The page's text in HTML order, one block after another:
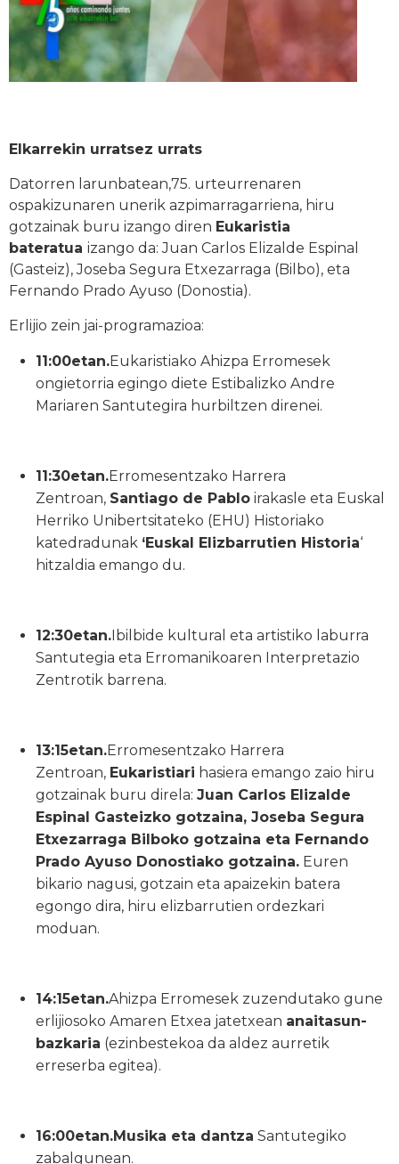
Elkarrekin urratsez urrats
Datorren larunbatean,75. urteurrenaren
ospakizunaren unerik azpimarragarriena, hiru
gotzainak buru izango diren Eukaristia
bateratua izango da: Juan Carlos Elizalde Espinal
(Gasteiz), Joseba Segura Etxezarraga (Bilbo), eta
Fernando Prado Ayuso (Donostia).
Erlijio zein jai-programazioa:
11:00etan.Eukaristiako Ahizpa Erromesek
ongietorria egingo diete Estibalizko Andre
Mariaren Santutegira hurbiltzen direnei.
11:30etan.Erromesentzako Harrera
Zentroan, Santiago de Pablo irakasle eta Euskal
Herriko Unibertsitateko (EHU) Historiako
katedradunak ‘Euskal Elizbarrutien Historia‘
hitzaldia emango du.
12:30etan.Ibilbide kultural eta artistiko laburra
Santutegia eta Erromanikoaren Interpretazio
Zentrotik barrena.
13:15etan.Erromesentzako Harrera
Zentroan, Eukaristiari hasiera emango zaio hiru
gotzainak buru direla: Juan Carlos Elizalde
Espinal Gasteizko gotzaina, Joseba Segura
Etxezarraga Bilboko gotzaina eta Fernando
Prado Ayuso Donostiako gotzaina. Euren
bikario nagusi, gotzain eta apaizekin batera
egongo dira, hiru elizbarrutien ordezkari
moduan.
14:15etan.Ahizpa Erromesek zuzendutako gune
erlijiosoko Amaren Etxea jatetxean anaitasun-
bazkaria (ezinbestekoa da aldez aurretik
erreserba egitea).
16:00etan.Musika eta dantza Santutegiko
zabalgunean.